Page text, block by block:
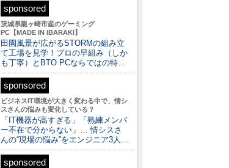
sponsored
茨城県龍ヶ崎市産のゲーミング
PC【MADE IN IBARAKI】
田園風景が広がるSTORMの組み立
て工場を見学！プロの早組み（しか
も丁寧）とBTO PCならではの特…
sponsored
ビジネスIT環境が大きく変わる中で、情シ
スさんの悩みも変化している？
「IT機器が高すぎる」「熟練メンバ
ー不在で分からない」… 情シスさ
んの“現場の悩み”をエンジニア3人…
sponsored